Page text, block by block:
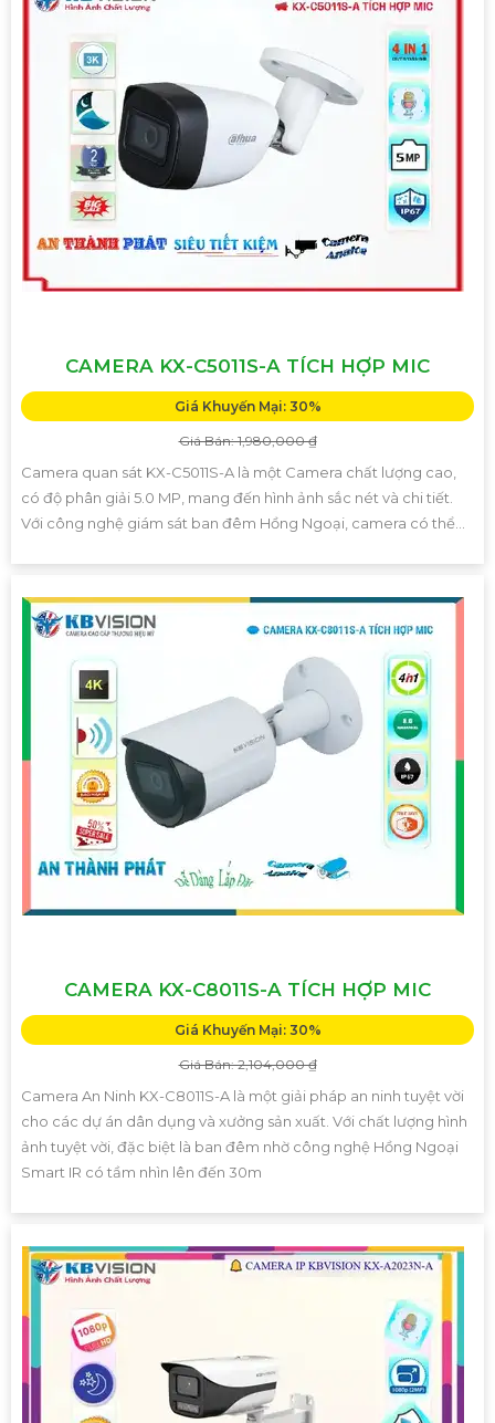
CAMERA KX-C5011S-A TÍCH HỢP MIC
Giá Khuyến Mại: 30%
Giá Bán: 1,980,000 ₫
Camera quan sát KX-C5011S-A là một Camera chất lượng cao,
có độ phân giải 5.0 MP, mang đến hình ảnh sắc nét và chi tiết.
Với công nghệ giám sát ban đêm Hồng Ngoại, camera có thể...
CAMERA KX-C8011S-A TÍCH HỢP MIC
Giá Khuyến Mại: 30%
Giá Bán: 2,104,000 ₫
Camera An Ninh KX-C8011S-A là một giải pháp an ninh tuyệt vời
cho các dự án dân dụng và xưởng sản xuất. Với chất lượng hình
ảnh tuyệt vời, đặc biệt là ban đêm nhờ công nghệ Hồng Ngoại
Smart IR có tầm nhìn lên đến 30m